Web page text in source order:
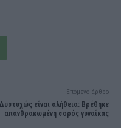
Επόμενο άρθρο
Δυστυχώς είναι αλήθεια: Βρέθηκε
απανθρακωμένη σορός γυναίκας